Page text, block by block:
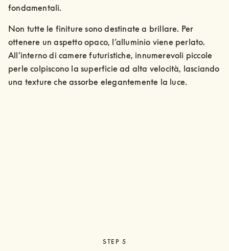
fondamentali.
Non tutte le finiture sono destinate a brillare. Per
ottenere un aspetto opaco, l’alluminio viene perlato.
All’interno di camere futuristiche, innumerevoli piccole
perle colpiscono la superficie ad alta velocità, lasciando
una texture che assorbe elegantemente la luce.
STEP 5